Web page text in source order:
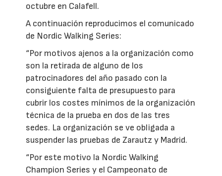
octubre en Calafell.
A continuación reproducimos el comunicado
de Nordic Walking Series:
“Por motivos ajenos a la organización como
son la retirada de alguno de los
patrocinadores del año pasado con la
consiguiente falta de presupuesto para
cubrir los costes mínimos de la organización
técnica de la prueba en dos de las tres
sedes. La organización se ve obligada a
suspender las pruebas de Zarautz y Madrid.
“Por este motivo la Nordic Walking
Champion Series y el Campeonato de